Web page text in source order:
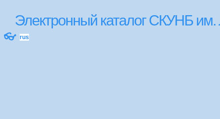
Электронный каталог СКУНБ
👓 rus